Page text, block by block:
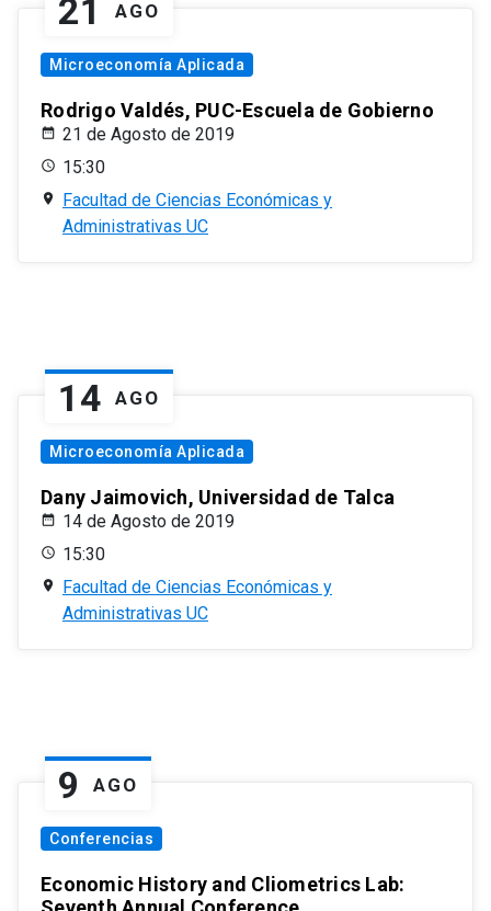
21 AGO
Microeconomía Aplicada
Rodrigo Valdés, PUC-Escuela de Gobierno
21 de Agosto de 2019
15:30
Facultad de Ciencias Económicas y
Administrativas UC
14 AGO
Microeconomía Aplicada
Dany Jaimovich, Universidad de Talca
14 de Agosto de 2019
15:30
Facultad de Ciencias Económicas y
Administrativas UC
9 AGO
Conferencias
Economic History and Cliometrics Lab: